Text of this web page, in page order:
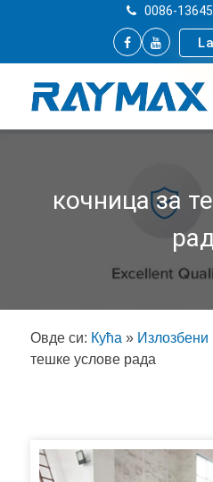
0086-
кочница за
Овде си: Кућа » Излозбени
тешке услове рада